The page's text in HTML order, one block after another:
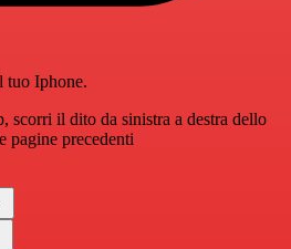
tuo Iphone.
scorri il dito da sinistra a destra dello
pagine precedenti